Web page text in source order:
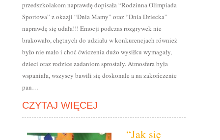
przedszkolakom naprawdę dopisała “Rodzinna Olimpiada
Sportowa” z okazji “Dnia Mamy” oraz “Dnia Dziecka”
naprawdę się udała!!! Emocji podczas rozgrywek nie
brakowało, chętnych do udziału w konkurencjach również
było nie mało i choć ćwiczenia dużo wysiłku wymagały,
dzieci oraz rodzice zadaniom sprostały. Atmosfera była
wspaniała, wszyscy bawili się doskonale a na zakończenie
pan…
CZYTAJ WIĘCEJ
“Jak się